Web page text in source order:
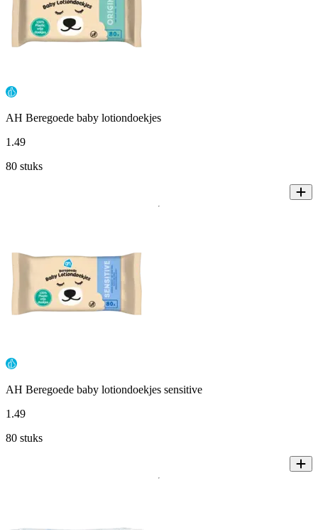
AH Beregoede baby lotiondoekjes
1 .49
80 stuks
AH Beregoede baby lotiondoekjes sensitive
1 .49
80 stuks